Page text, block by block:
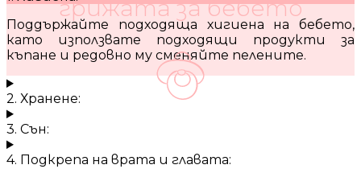
грижата за бебето
Поддържайте подходяща хигиена на бебето,
като използвате подходящи продукти за
къпане и редовно му сменяйте пелените.
2. Хранене:
3. Сън:
4. Подкрепа на врата и главата: